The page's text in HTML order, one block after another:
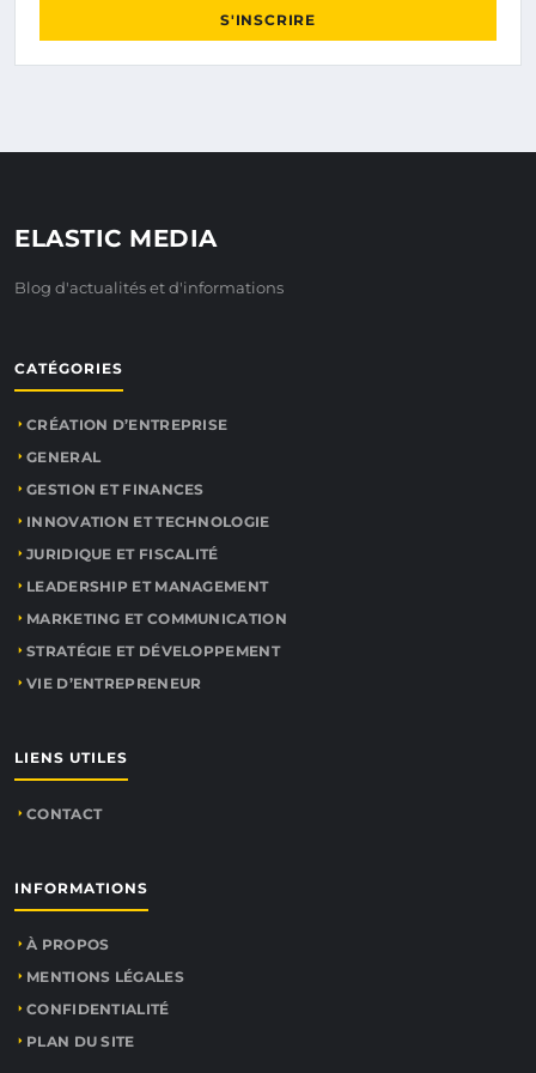
S'INSCRIRE
ELASTIC MEDIA
Blog d'actualités et d'informations
CATÉGORIES
CRÉATION D’ENTREPRISE
GENERAL
GESTION ET FINANCES
INNOVATION ET TECHNOLOGIE
JURIDIQUE ET FISCALITÉ
LEADERSHIP ET MANAGEMENT
MARKETING ET COMMUNICATION
STRATÉGIE ET DÉVELOPPEMENT
VIE D’ENTREPRENEUR
LIENS UTILES
CONTACT
INFORMATIONS
À PROPOS
MENTIONS LÉGALES
CONFIDENTIALITÉ
PLAN DU SITE